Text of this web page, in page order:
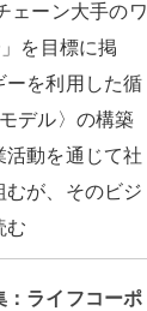
ーン大手のワ
を目標に掲
ーを利用した循
デル〉の構築
活動を通じて社
が、そのビジ
む
：ライフコーポ